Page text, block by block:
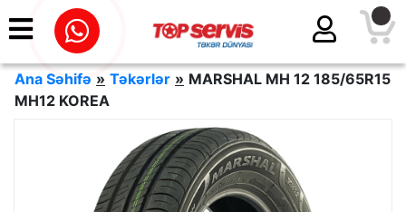
Ana Səhifə » Təkərlər » MARSHAL MH 12 185/65R15
MH12 KOREA